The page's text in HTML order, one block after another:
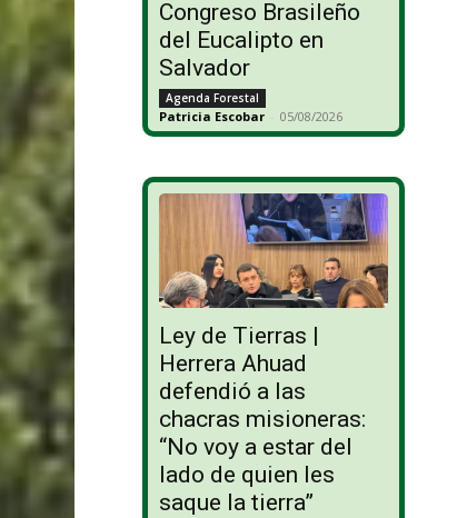
Congreso Brasileño
del Eucalipto en
Salvador
Agenda Forestal
Patricia Escobar - 05/08/2026
Ley de Tierras |
Herrera Ahuad
defendió a las
chacras misioneras:
“No voy a estar del
lado de quien les
saque la tierra”